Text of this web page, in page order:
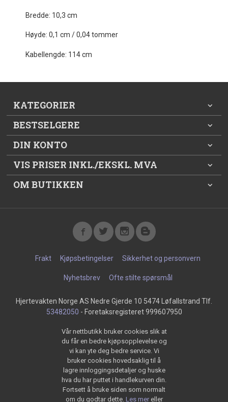
Bredde: 10,3 cm
Høyde: 0,1 cm / 0,04 tommer
Kabellengde: 114 cm
KATEGORIER
BESTSELGERE
DIN KONTO
VIS PRISER INKL./EKSKL. MVA
OM BUTIKKEN
Frakt Kjøpsbetingelser Sikkerhet og personvern
Nyhetsbrev Ofte stilte spørsmål
Hjertevakten Norge AS Nedre Gjerde 10 5474 Løfallstrand Tlf.
53482050 - Foretaksregisteret 999607950
Vår nettbutikk bruker cookies slik at
du får en bedre kjøpsopplevelse og
vi kan yte deg bedre service. Vi
bruker cookies hovedsaklig til å
lagre innloggingsdetaljer og huske
hva du har puttet i handlekurven din.
Fortsett å bruke siden som normalt
om du godtar dette. Les mer eller